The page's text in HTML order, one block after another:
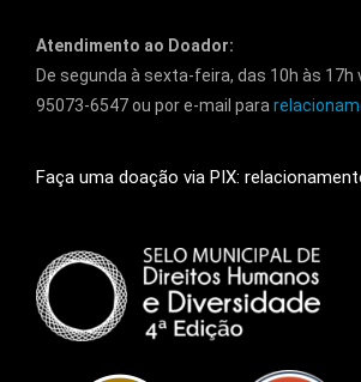
Atendimento ao Doador:
De segunda à sexta-feira, das 10h às 17h
95073-6547 ou por e-mail para
Faça uma doação via PIX: